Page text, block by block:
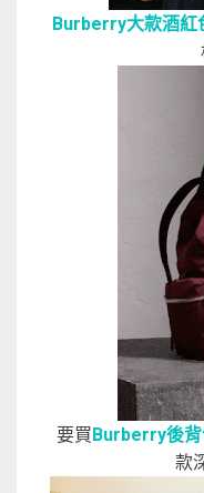
Burberry大款酒紅
要買Burberry後
款